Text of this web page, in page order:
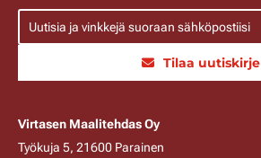
Tilaa uutiskirje
Virtasen Maalitehdas Oy
Työkuja 5, 21600 Parainen